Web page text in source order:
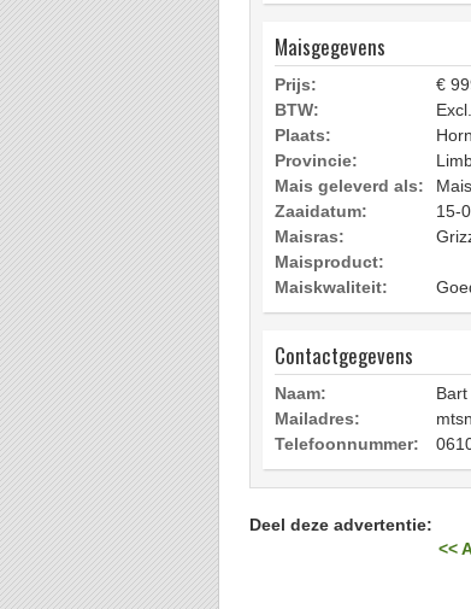
Maisgegevens
Prijs:
€
BTW:
Excl.
Plaats:
Horn
Provincie:
Mais geleverd als:
Zaaidatum:
15-
Maisras:
Maisproduct:
Maiskwaliteit:
Contactgegevens
Naam:
Mailadres:
Telefoonnummer:
Deel deze advertentie:
<<